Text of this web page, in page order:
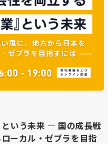
的とした訪日客によ
しを示す。また十勝
客をATに誘導する
の交流プログラムな
＋休暇）の需要を取
の受け皿としてIRが
く、高級ホテルや展
いう未来 — 国の成長戦
ーカル・ゼブラを目指